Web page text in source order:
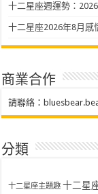
十二星座週運勢：
十二星座2026年8月感
商業合作
請聯絡：
分類
十二星座主題趣 十二星